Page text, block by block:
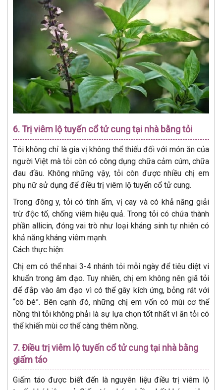
6. Trị viêm lộ tuyến cổ tử cung tại nhà bằng tỏi
Tỏi không chỉ là gia vị không thể thiếu đối với món ăn của
người Việt mà tỏi còn có công dụng chữa cảm cúm, chữa
đau đầu. Không những vậy, tỏi còn được nhiều chị em
phụ nữ sử dụng để điều trị viêm lộ tuyến cổ tử cung.
Trong đông y, tỏi có tính ấm, vị cay và có khả năng giải
trừ độc tố, chống viêm hiệu quả. Trong tỏi có chứa thành
phần allicin, đóng vai trò như loại kháng sinh tự nhiên có
khả năng kháng viêm mạnh.
Cách thực hiện:
Chị em có thể nhai 3-4 nhánh tỏi mỗi ngày để tiêu diệt vi
khuẩn trong âm đạo. Tuy nhiên, chị em không nên giã tỏi
để đắp vào âm đạo vì có thể gây kích ứng, bỏng rát với
“cô bé”. Bên cạnh đó, những chị em vốn có mùi cơ thể
nồng thì tỏi không phải là sự lựa chọn tốt nhất vì ăn tỏi có
thể khiến mùi cơ thể càng thêm nồng.
7. Điều trị viêm lộ tuyến cổ tử cung tại nhà bằng
giấm táo
Giấm táo được biết đến là nguyên liệu điều trị viêm lộ